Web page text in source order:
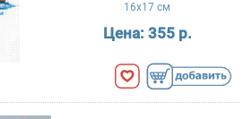
16x17 см
Цена: 355 р.